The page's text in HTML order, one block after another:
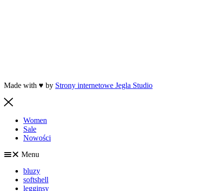
Made with ♥ by Strony internetowe Jegla Studio
Women
Sale
Nowości
Menu
bluzy
softshell
legginsy